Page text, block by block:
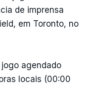
de imprensa
em Toronto, no
agendado
locais (00:00